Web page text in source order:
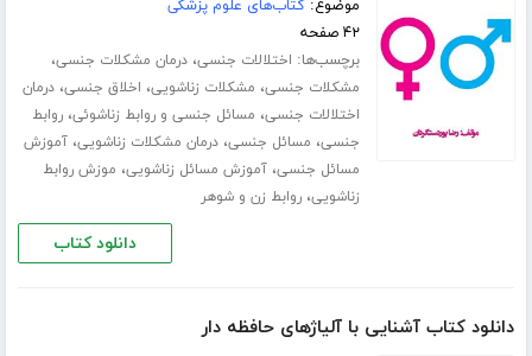
موضوع: کتاب‌های علوم پزشکی
۴۲ صفحه
برچسب‌ها: اختلالات جنسی،درمان مشکلات جنسی،
مشکلات جنسی، مشکلات زناشویی، اخلاق جنسی،درمان
اختلالات جنسی، مسائل جنسی و روابط زناشوئی،روابط
جنسی، مسائل جنسی،درمان مشکلات زناشویی،آموزش
مسائل جنسی،آموزش مسائل زناشویی، موزش روابط
زناشویی،روابط زن و شوهر
دانلود کتاب
دانلود کتاب آشنایی با آلیاژهای حافظه دار